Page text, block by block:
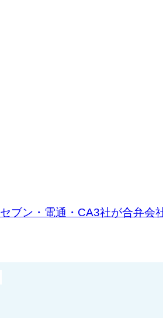
セブン・電通・CA3社が合弁会